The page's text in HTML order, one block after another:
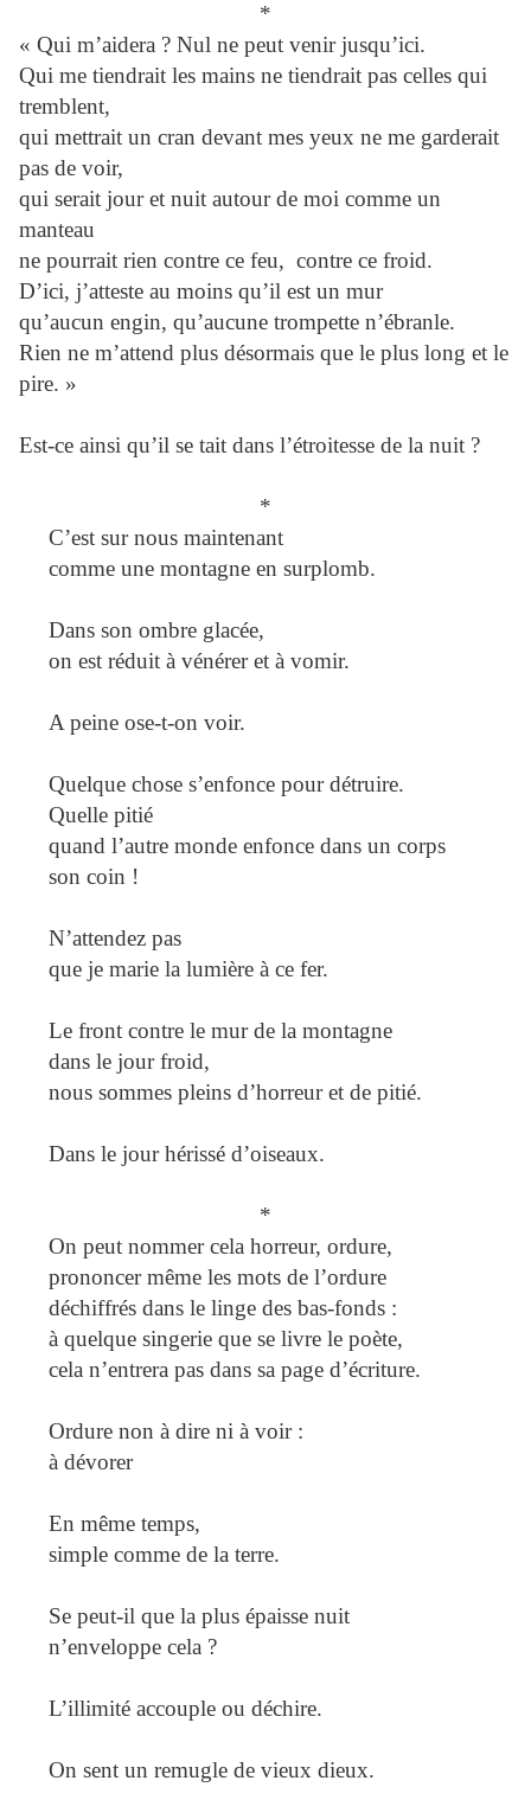
*
« Qui m’aidera ? Nul ne peut venir jusqu’ici.
Qui me tiendrait les mains ne tiendrait pas celles qui
tremblent,
qui mettrait un cran devant mes yeux ne me garderait
pas de voir,
qui serait jour et nuit autour de moi comme un
manteau
ne pourrait rien contre ce feu, contre ce froid.
D’ici, j’atteste au moins qu’il est un mur
qu’aucun engin, qu’aucune trompette n’ébranle.
Rien ne m’attend plus désormais que le plus long et le
pire. »
Est-ce ainsi qu’il se tait dans l’étroitesse de la nuit ?
*
C’est sur nous maintenant
comme une montagne en surplomb.
Dans son ombre glacée,
on est réduit à vénérer et à vomir.
A peine ose-t-on voir.
Quelque chose s’enfonce pour détruire.
Quelle pitié
quand l’autre monde enfonce dans un corps
son coin !
N’attendez pas
que je marie la lumière à ce fer.
Le front contre le mur de la montagne
dans le jour froid,
nous sommes pleins d’horreur et de pitié.
Dans le jour hérissé d’oiseaux.
*
On peut nommer cela horreur, ordure,
prononcer même les mots de l’ordure
déchiffrés dans le linge des bas-fonds :
à quelque singerie que se livre le poète,
cela n’entrera pas dans sa page d’écriture.
Ordure non à dire ni à voir :
à dévorer
En même temps,
simple comme de la terre.
Se peut-il que la plus épaisse nuit
n’enveloppe cela ?
L’illimité accouple ou déchire.
On sent un remugle de vieux dieux.